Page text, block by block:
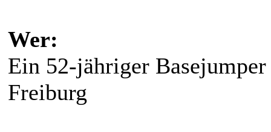
Wer:
Ein 52-jähriger
Freiburg